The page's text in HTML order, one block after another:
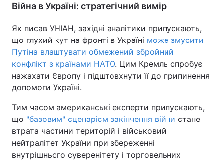
Війна в Україні: стратегічний вимір
Як писав УНІАН, західні аналітики припускають,
що глухий кут на фронті в Україні може змусити
Путіна влаштувати обмежений збройний
конфлікт з країнами НАТО. Цим Кремль спробує
нажахати Європу і підштовхнути її до припинення
допомоги Україні.
Тим часом американські експерти припускають,
що "базовим" сценарієм закінчення війни стане
втрата частини територій і військовий
нейтралітет України при збереженні
внутрішнього суверенітету і торговельних